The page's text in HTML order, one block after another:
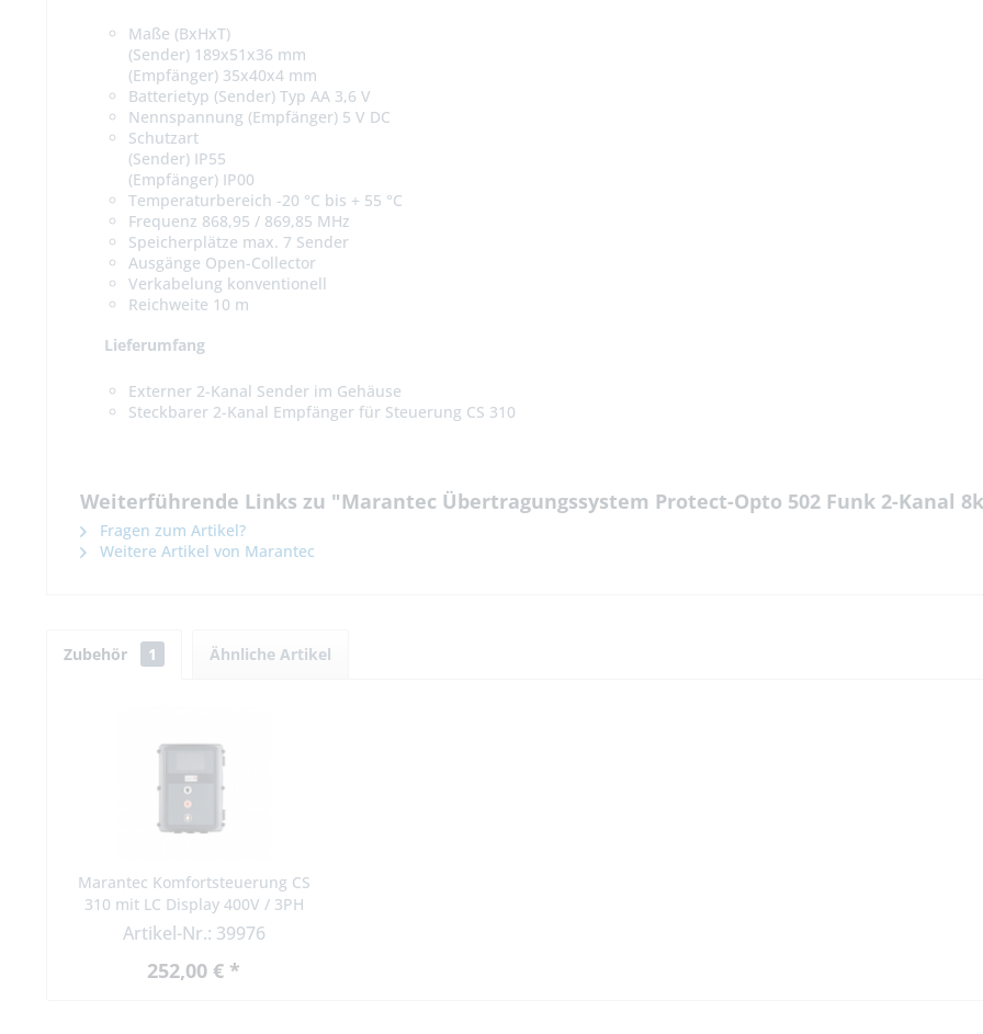
Maße (BxHxT)
(Sender) 189x51x36 mm
(Empfänger) 35x40x4 mm
Batterietyp (Sender) Typ AA 3,6 V
Nennspannung (Empfänger) 5 V DC
Schutzart
(Sender) IP55
(Empfänger) IP00
Temperaturbereich -20 °C bis + 55 °C
Frequenz 868,95 / 869,85 MHz
Speicherplätze max. 7 Sender
Ausgänge Open-Collector
Verkabelung konventionell
Reichweite 10 m
Lieferumfang
Externer 2-Kanal Sender im Gehäuse
Steckbarer 2-Kanal Empfänger für Steuerung CS 310
Weiterführende Links zu "Marantec Übertragungssystem Protect-Opto 502 Funk 2-Kanal
Fragen zum Artikel?
Weitere Artikel von Marantec
Zubehör 1 Ähnliche Artikel
Marantec Komfortsteuerung CS
310 mit LC Display 400V / 3PH
CS310
Artikel-Nr.: 39976
252,00 € *